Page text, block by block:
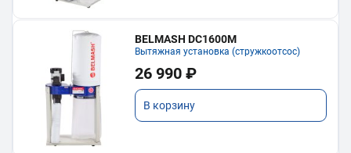
BELMASH DC1600M
Вытяжная установка (стружкоотсос)
26 990 ₽
В корзину